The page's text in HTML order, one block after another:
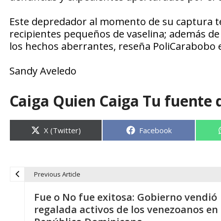
Este depredador al momento de su
recipientes pequeños de vaselina; además
los hechos aberrantes, reseña PoliCarabobo
Sandy Aveledo
Caiga Quien Caiga Tu fuente
Compartir
en
X (Twitter) Compartir
Facebook
Previous Article
Fue o No fue exitosa: Gobierno vendió
regalada activos de los venezoanos en